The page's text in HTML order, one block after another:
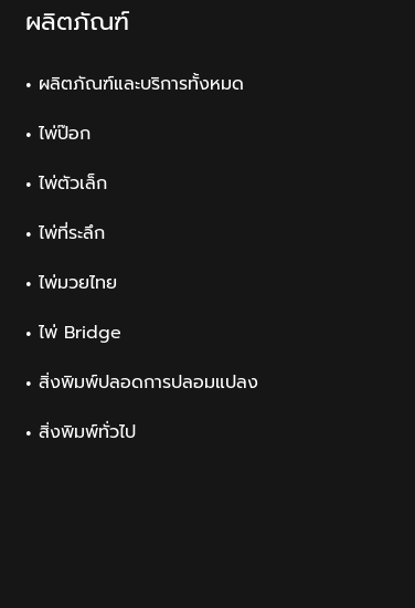
ผลิตภัณฑ์
ผลิตภัณฑ์และบริการทั้งหมด
ไพ่ป๊อก
ไพ่ตัวเล็ก
ไพ่ที่ระลึก
ไพ่มวยไทย
ไพ่ Bridge
สิ่งพิมพ์ปลอดการปลอมแปลง
สิ่งพิมพ์ทั่วไป